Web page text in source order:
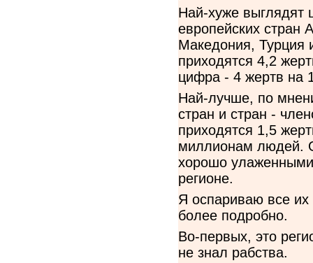
Най-хуже выглядят
европейских стран
Македония, Турция
приходятся 4,2
цифра - 4 жертв на
Най-лучше, по
стран и стран -
приходятся 1,5
миллионам людей.
хорошо
регионе.
Я оспариваю все их
более подробно.
Во-первых, это
не знал рабства.